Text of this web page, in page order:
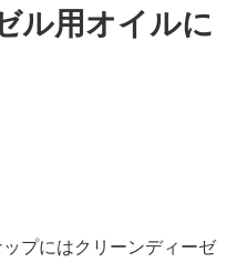
ル用オイルに
プにはクリーンディーゼ